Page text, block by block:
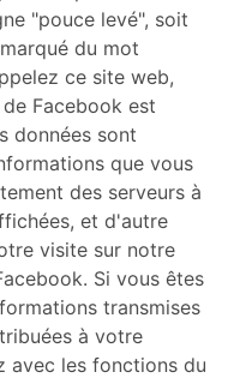
"pouce levé", soit
du mot
ce site web,
Facebook est
données sont
que vous
des serveurs à
et d'autre
visite sur notre
Si vous êtes
transmises
à votre
avec les fonctions du